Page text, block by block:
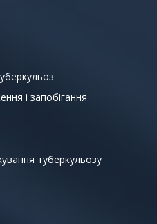
і запобігання
туберкульозу